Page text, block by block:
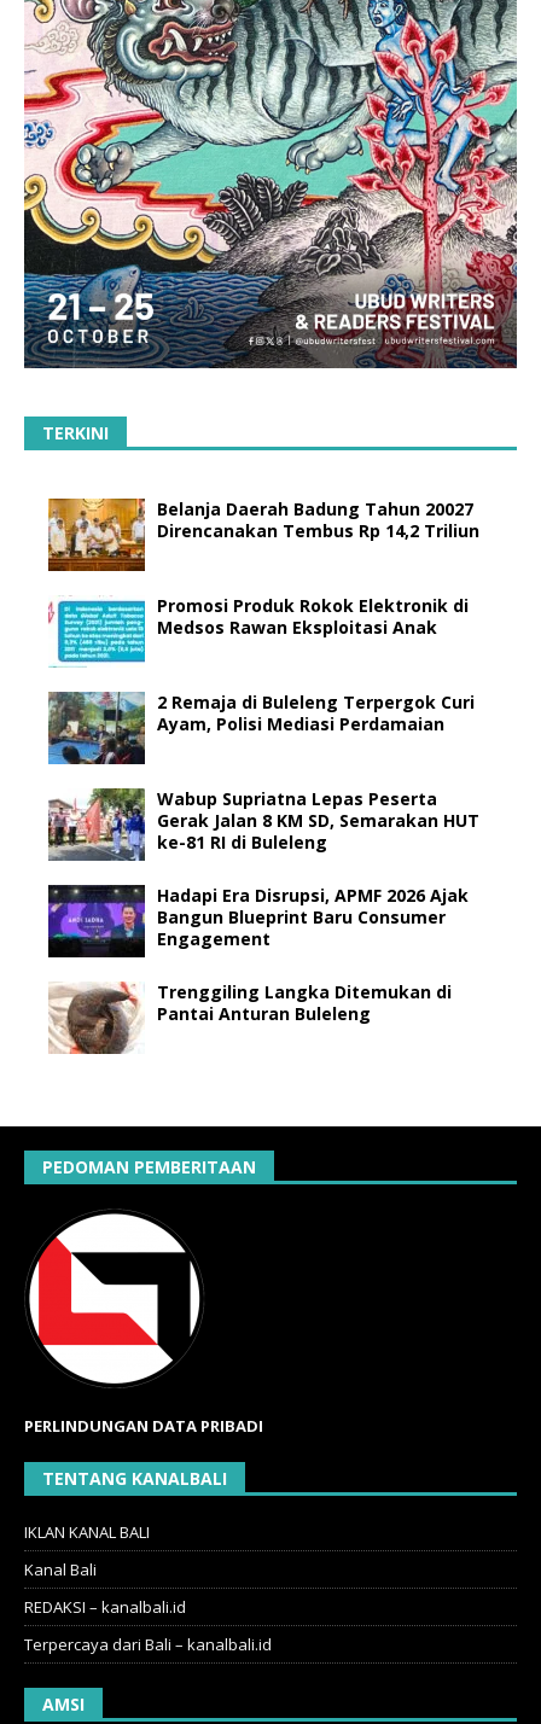
TERKINI
Belanja Daerah Badung Tahun 20027
Direncanakan Tembus Rp 14,2 Triliun
Promosi Produk Rokok Elektronik di
Medsos Rawan Eksploitasi Anak
2 Remaja di Buleleng Terpergok Curi
Ayam, Polisi Mediasi Perdamaian
Wabup Supriatna Lepas Peserta
Gerak Jalan 8 KM SD, Semarakan HUT
ke-81 RI di Buleleng
Hadapi Era Disrupsi, APMF 2026 Ajak
Bangun Blueprint Baru Consumer
Engagement
Trenggiling Langka Ditemukan di
Pantai Anturan Buleleng
PEDOMAN PEMBERITAAN
PERLINDUNGAN DATA PRIBADI
TENTANG KANALBALI
IKLAN KANAL BALI
Kanal Bali
REDAKSI – kanalbali.id
Terpercaya dari Bali – kanalbali.id
AMSI